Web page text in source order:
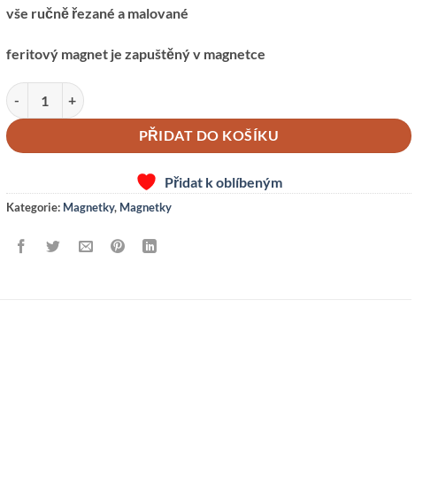
vše ručně řezané a malované
feritový magnet je zapuštěný v magnetce
MAGNET-KAČENKA množství
PŘIDAT DO KOŠÍKU
Přidat k oblíbeným
Kategorie: Magnetky, Magnetky